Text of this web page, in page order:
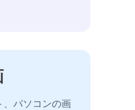
、パソコンの画